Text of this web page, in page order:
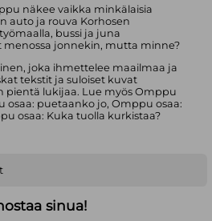
näkee vaikka minkälaisia
auto ja rouva Korhosen
bussi ja juna
menossa jonnekin, mutta minne?
joka ihmettelee maailmaa ja
tekstit ja suloiset kuvat
pientä lukijaa. Lue myös Omppu
osaa: puetaanko jo, Omppu osaa:
osaa: Kuka tuolla kurkistaa?
sinua!